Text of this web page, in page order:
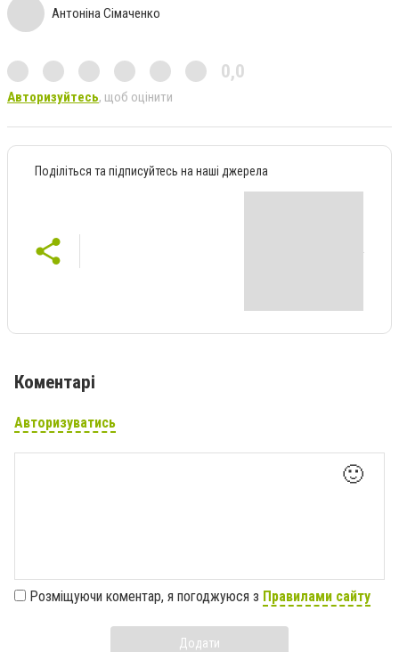
Антоніна Сімаченко
0,0
Авторизуйтесь, щоб оцінити
Поділіться та підписуйтесь на наші джерела
Коментарі
Авторизуватись
🙂
Розміщуючи коментар, я погоджуюся з Правилами сайту
Додати